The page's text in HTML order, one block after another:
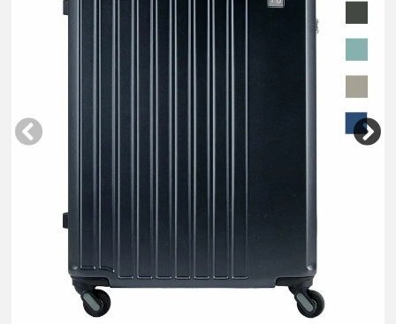
ブランドから探す
検索する